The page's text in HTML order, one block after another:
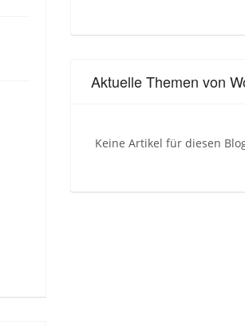
Aktuelle Themen von
Keine Artikel für diesen